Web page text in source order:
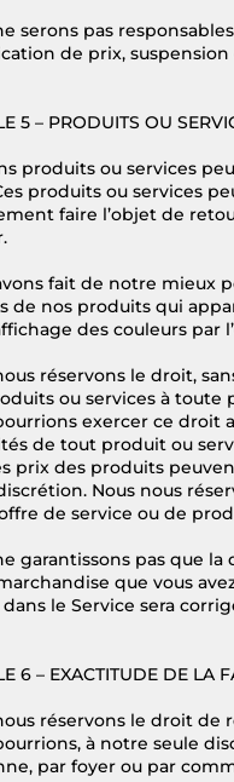
serons pas
de prix,
5 – PRODUITS OU
produits ou services
produits ou services
faire l’objet de
fait de notre mieux
de nos produits qui
des couleurs par
réservons le droit,
ou services à
exercer ce droit
de tout produit ou
prix des produits
Nous nous
de service ou de
garantissons pas que
que vous
le Service sera
6 – EXACTITUDE DE LA
réservons le droit de
à notre seule
par foyer ou par